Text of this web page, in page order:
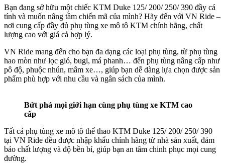
Bạn đang sở hữu một chiếc KTM Duke 125/ 200/ 250/ 390 đầy cá
tính và muốn nâng tầm chiến mã của mình? Hãy đến với VN Ride –
nơi cung cấp đầy đủ phụ tùng xe mô tô KTM chính hãng, chất
lượng cao với giá cả hợp lý.
VN Ride mang đến cho bạn đa dạng các loại phụ tùng, từ phụ tùng
hao mòn như lọc gió, bugi, má phanh… đến phụ tùng nâng cấp như
pô độ, phuộc nhún, mâm xe…, giúp bạn dễ dàng lựa chọn được sản
phẩm phù hợp với nhu cầu và ngân sách của mình.
Bứt phá mọi giới hạn cùng phụ tùng xe KTM cao
cấp
Tất cả phụ tùng xe mô tô thể thao KTM Duke 125/ 200/ 250/ 390
tại VN Ride đều được nhập khẩu chính hãng từ nhà sản xuất, đảm
bảo chất lượng và độ bền bỉ, giúp bạn an tâm chinh phục mọi cung
đường.